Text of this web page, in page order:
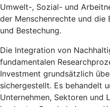
Umwelt-, Sozial- und
der Menschenrechte und
und Bestechung.
Die Integration von
fundamentalen
Investment grundsätzlich
sichergestellt. Es behandelt
Unternehmen, Sektoren und